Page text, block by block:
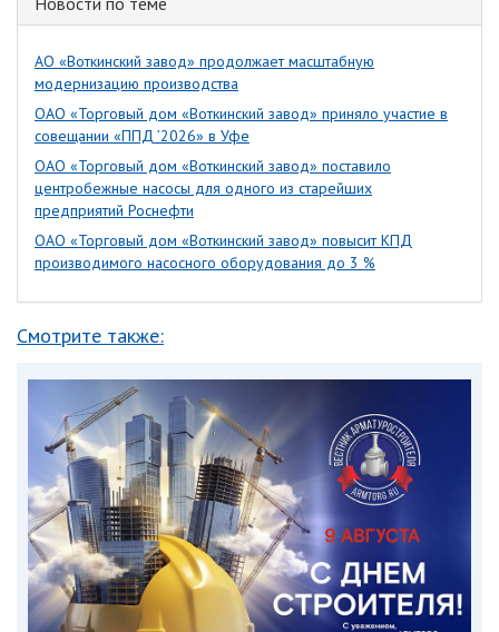
АО «Воткинский завод» продолжает масштабную
модернизацию производства
ОАО «Торговый дом «Воткинский завод» приняло участие в
совещании «ППД ’2026» в Уфе
ОАО «Торговый дом «Воткинский завод» поставило
центробежные насосы для одного из старейших
предприятий Роснефти
ОАО «Торговый дом «Воткинский завод» повысит КПД
производимого насосного оборудования до 3 %
Смотрите также: